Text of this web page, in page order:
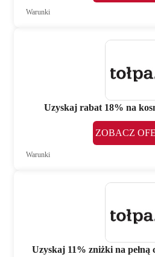
Warunki
Uzyskaj rabat 18% na
ZOBACZ
Warunki
Uzyskaj 11% zniżki na pełną